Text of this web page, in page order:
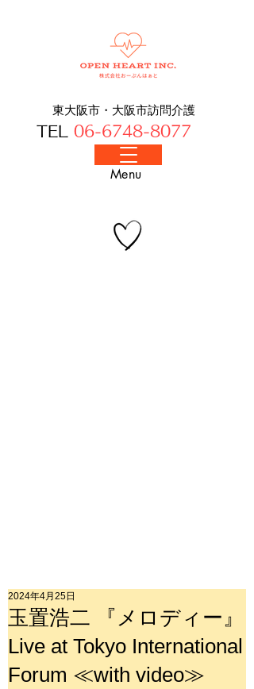
東大阪市・大阪​市訪問介護
TEL 06-6748-8077
​Menu
玉置浩二 『メロディー』
Live at Tokyo International
Forum ≪with video≫
2024年4月25日